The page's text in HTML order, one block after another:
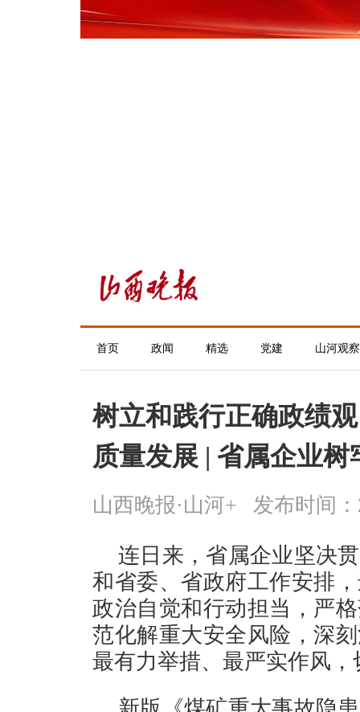
首页 政闻 精选 党建 山河观察
树立和践行正确政绩
质量发展 | 省属企业
山西晚报·山河+ 发布时间：
连日来，省属企业坚决
和省委、省政府工作安排
政治自觉和行动担当，严
范化解重大安全风险，深
最有力举措、最严实作风